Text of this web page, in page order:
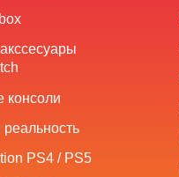
PS4 / PS5
консоли